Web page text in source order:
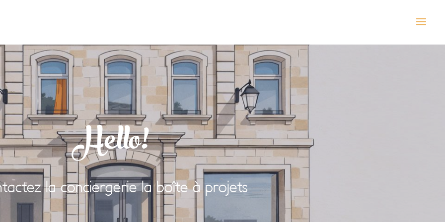
Hello!
la conciergerie la boîte à projets